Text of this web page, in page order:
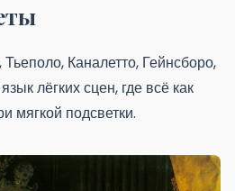
Каналетто, Гейнсборо,
лёгких сцен, где всё как
мягкой подсветки.